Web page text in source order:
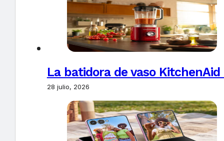
La batidora de vaso
28 julio, 2026